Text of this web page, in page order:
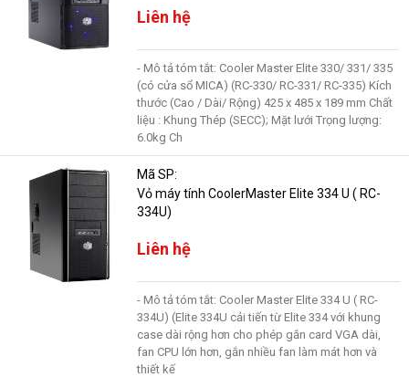
Liên hệ
- Mô tả tóm tắt: Cooler Master Elite 330/ 331/ 335
(có cửa sổ MICA) (RC-330/ RC-331/ RC-335) Kích
thước (Cao / Dài/ Rộng) 425 x 485 x 189 mm Chất
liệu : Khung Thép (SECC); Mặt lưới Trọng lượng:
6.0kg Ch
Mã SP:
Vỏ máy tính CoolerMaster Elite 334 U ( RC-
334U)
Liên hệ
- Mô tả tóm tắt: Cooler Master Elite 334 U ( RC-
334U) (Elite 334U cải tiến từ Elite 334 với khung
case dài rộng hơn cho phép gắn card VGA dài,
fan CPU lớn hơn, gắn nhiều fan làm mát hơn và
thiết kế